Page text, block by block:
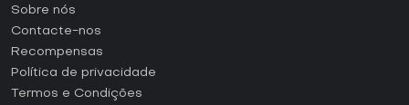
Como ativar uma CD Key Steam?
Como ativar uma CD Key Epic Games?
Como ativar uma CD Key GOG?
Sobre nós
Contacte-nos
Recompensas
Política de privacidade
Termos e Condições